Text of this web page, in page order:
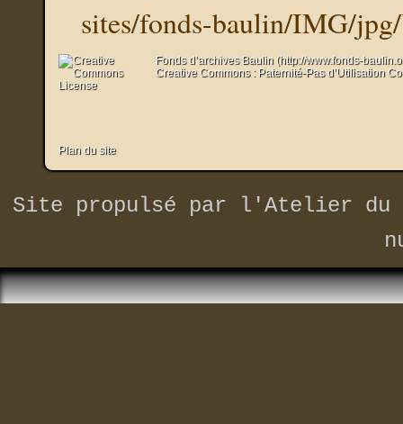
sites/fonds-baulin/IMG/
Fonds d’archives Baulin (http://www.fonds-
Creative Commons : Paternité-Pas d’Utilisation
Plan du site
Site propulsé par
l'Atelier du